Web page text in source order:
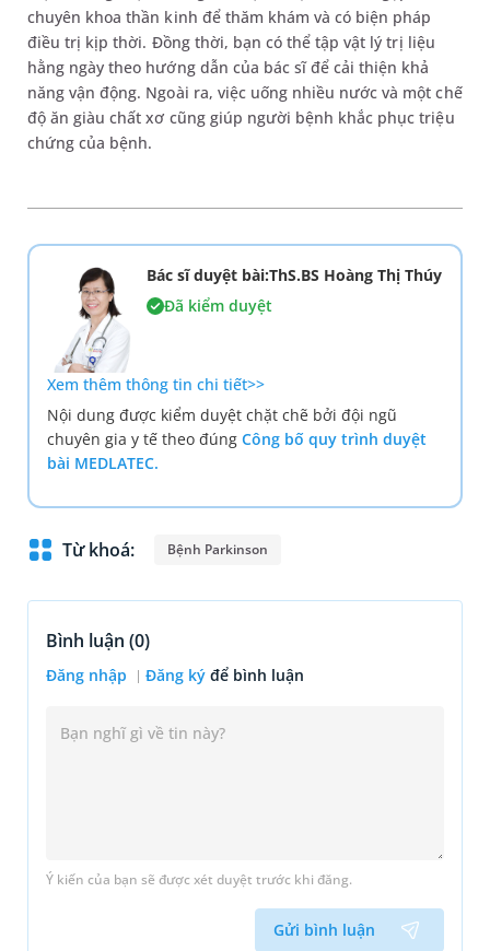
chuyên khoa thần kinh để thăm khám và có biện pháp
điều trị kịp thời. Đồng thời, bạn có thể tập vật lý trị liệu
hằng ngày theo hướng dẫn của bác sĩ để cải thiện khả
năng vận động. Ngoài ra, việc uống nhiều nước và một chế
độ ăn giàu chất xơ cũng giúp người bệnh khắc phục triệu
chứng của bệnh.
Bác sĩ duyệt bài:ThS.BS Hoàng Thị Thúy
Đã kiểm duyệt
Xem thêm thông tin chi tiết>>
Nội dung được kiểm duyệt chặt chẽ bởi đội ngũ
chuyên gia y tế theo đúng Công bố quy trình duyệt
bài MEDLATEC.
Từ khoá: Bệnh Parkinson
Bình luận (0)
Đăng nhập Đăng ký để bình luận
Ý kiến của bạn sẽ được xét duyệt trước khi đăng.
Gửi bình luận